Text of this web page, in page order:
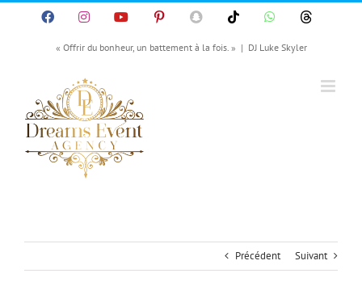
Passer
FacebookInstagramYouTube PinterestSnapChatTiktok WhatsApp
« Offrir du bonheur, un battement à la fois. » | DJ Luke Skyler
Précédent Suivant